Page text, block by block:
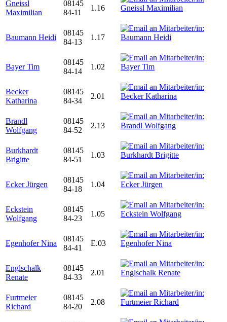
Gneissl
Maximilian
08145
84-11
1.16
Baumann Heidi
08145
84-13
1.17
Bayer Tim
08145
84-14
1.02
Becker
Katharina
08145
84-34
2.01
Brandl
Wolfgang
08145
84-52
2.13
Burkhardt
Brigitte
08145
84-51
1.03
Ecker Jürgen
08145
84-18
1.04
Eckstein
Wolfgang
08145
84-23
1.05
Egenhofer Nina
08145
84-41
E.03
Englschalk
Renate
08145
84-33
2.01
Furtmeier
Richard
08145
84-20
2.08